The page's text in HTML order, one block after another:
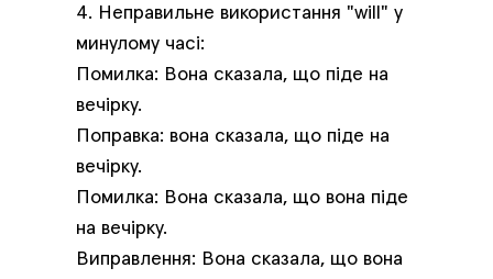
4. Неправильне використання "will" у
минулому часі:
Помилка: Вона сказала, що піде на
вечірку.
Поправка: вона сказала, що піде на
вечірку.
Помилка: Вона сказала, що вона піде
на вечірку.
Виправлення: Вона сказала, що вона